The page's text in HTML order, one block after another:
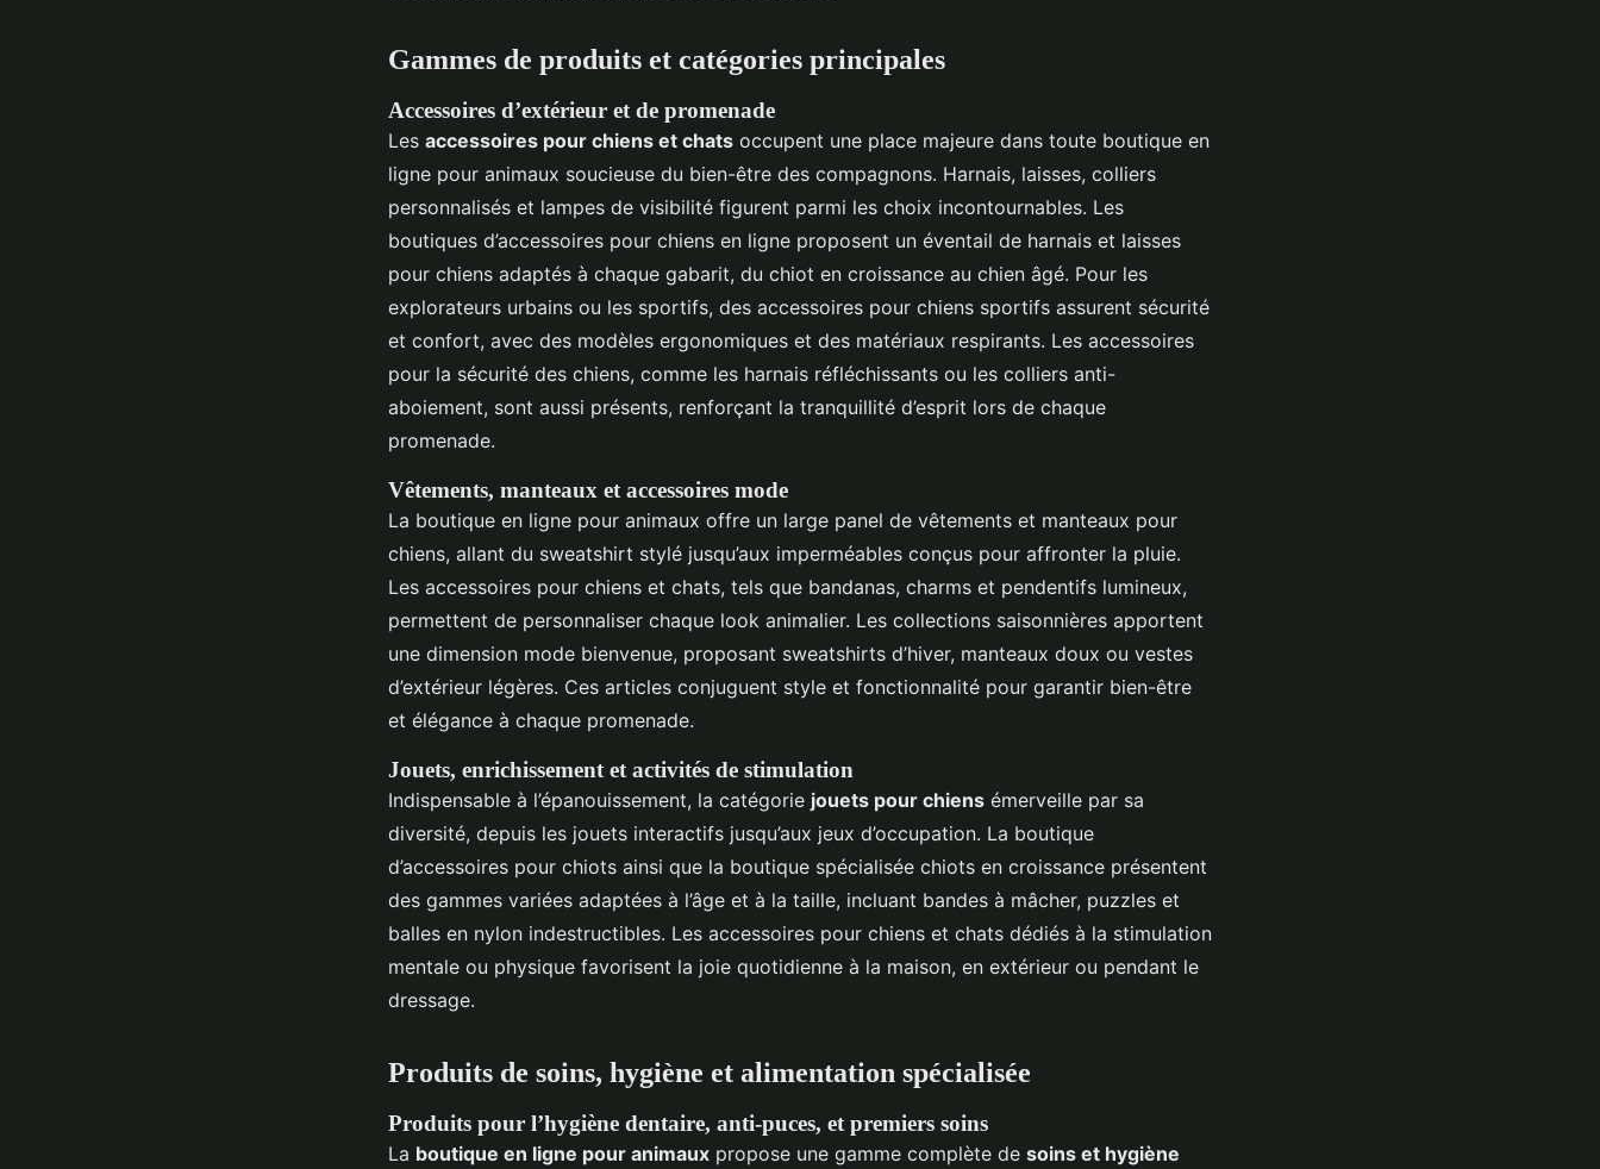
Gammes de produits et catégories principales
Accessoires d’extérieur et de promenade
Les accessoires pour chiens et chats occupent une place majeure dans toute boutique en
ligne pour animaux soucieuse du bien-être des compagnons. Harnais, laisses, colliers
personnalisés et lampes de visibilité figurent parmi les choix incontournables. Les
boutiques d’accessoires pour chiens en ligne proposent un éventail de harnais et laisses
pour chiens adaptés à chaque gabarit, du chiot en croissance au chien âgé. Pour les
explorateurs urbains ou les sportifs, des accessoires pour chiens sportifs assurent sécurité
et confort, avec des modèles ergonomiques et des matériaux respirants. Les accessoires
pour la sécurité des chiens, comme les harnais réfléchissants ou les colliers anti-
aboiement, sont aussi présents, renforçant la tranquillité d’esprit lors de chaque
promenade.
Vêtements, manteaux et accessoires mode
La boutique en ligne pour animaux offre un large panel de vêtements et manteaux pour
chiens, allant du sweatshirt stylé jusqu’aux imperméables conçus pour affronter la pluie.
Les accessoires pour chiens et chats, tels que bandanas, charms et pendentifs lumineux,
permettent de personnaliser chaque look animalier. Les collections saisonnières apportent
une dimension mode bienvenue, proposant sweatshirts d’hiver, manteaux doux ou vestes
d’extérieur légères. Ces articles conjuguent style et fonctionnalité pour garantir bien-être
et élégance à chaque promenade.
Jouets, enrichissement et activités de stimulation
Indispensable à l’épanouissement, la catégorie jouets pour chiens émerveille par sa
diversité, depuis les jouets interactifs jusqu’aux jeux d’occupation. La boutique
d’accessoires pour chiots ainsi que la boutique spécialisée chiots en croissance présentent
des gammes variées adaptées à l’âge et à la taille, incluant bandes à mâcher, puzzles et
balles en nylon indestructibles. Les accessoires pour chiens et chats dédiés à la stimulation
mentale ou physique favorisent la joie quotidienne à la maison, en extérieur ou pendant le
dressage.
Produits de soins, hygiène et alimentation spécialisée
Produits pour l’hygiène dentaire, anti-puces, et premiers soins
La boutique en ligne pour animaux propose une gamme complète de soins et hygiène